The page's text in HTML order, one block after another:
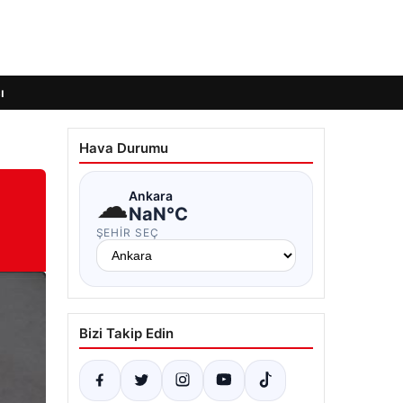
Hava Durumu
☁Ankara
NaN°C
ŞEHIR SEÇ
Bizi Takip Edin